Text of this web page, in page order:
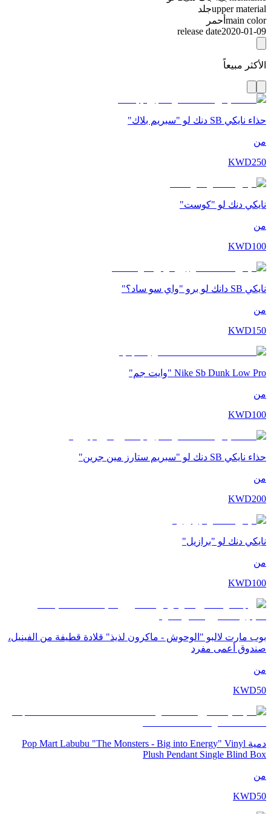
upper materialجلد
main color أحمر
release date2020-01-09
الأكثر مبيعاً
حذاء نايكي SB دنك لو "سبريم بلاك"
من
KWD250
نايكي دنك لو "كوست"
من
KWD100
نايكي SB دانك لو برو "واي سو ساد؟"
من
KWD150
Nike Sb Dunk Low Pro "وايت جم"
من
KWD100
حذاء نايكي SB دنك لو "سبريم ستارز مين جرين"
من
KWD200
نايكي دنك لو "برازيل"
من
KWD100
بوب مارت لالبو "الوحوش - ماكرون لذيذ" قلادة قطيفة من الفينيل،
صندوق أعمى مفرد
من
KWD50
دمية Pop Mart Labubu "The Monsters - Big into Energy" Vinyl
Plush Pendant Single Blind Box
من
KWD50